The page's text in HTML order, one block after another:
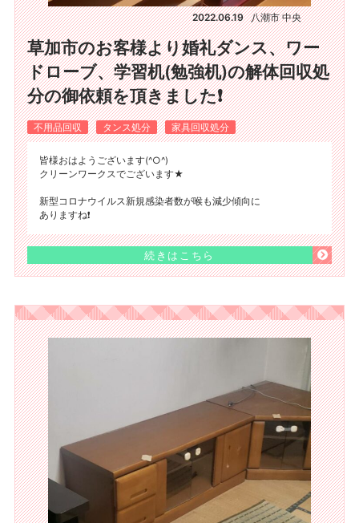
2022.06.19 八潮市 中央
草加市のお客様より婚礼ダンス、ワー
ドローブ、学習机(勉強机)の解体回収処
分の御依頼を頂きました❗
不用品回収 タンス処分 家具回収処分
皆様おはようございます(^○^)
クリーンワークスでございます★
新型コロナウイルス新規感染者数が喉も減少傾向に
ありますね❗
続きはこちら